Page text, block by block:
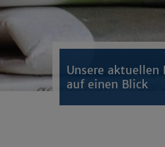
Unsere aktuellen
auf einen Blick